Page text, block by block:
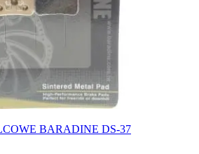
BARADINE DS-37